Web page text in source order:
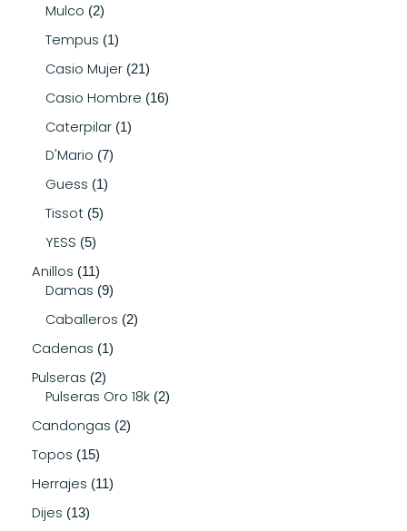
Mulco 2
Tempus 1
Casio Mujer 21
Casio Hombre 16
Caterpilar 1
D'Mario 7
Guess 1
Tissot 5
YESS 5
Anillos 11
Damas 9
Caballeros 2
Cadenas 1
Pulseras 2
Pulseras Oro 18k 2
Candongas 2
Topos 15
Herrajes 11
Dijes 13